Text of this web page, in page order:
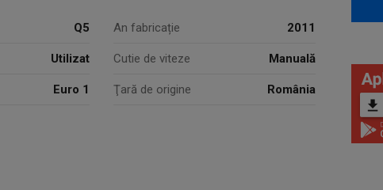
Q5 An fabricație 2011
Utilizat Cutie de viteze Manuală
Euro 1 Ţară de origine România